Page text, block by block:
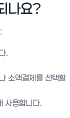
나요?
.
소액결제를 선택할
사용합니다.